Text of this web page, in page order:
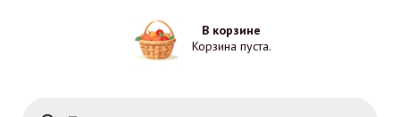
В корзине
Корзина пуста.